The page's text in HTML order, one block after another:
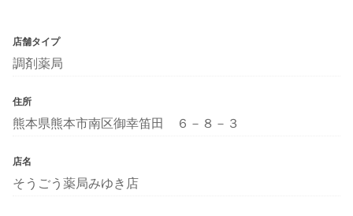
店舗タイプ
調剤薬局
住所
熊本県熊本市南区御幸笛田 ６－８－３
店名
そうごう薬局みゆき店